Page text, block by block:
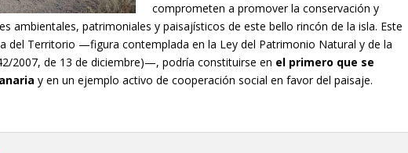
comprometen a promover la conservación y
ambientales, patrimoniales y paisajísticos de este bello rincón de la isla. Este
del Territorio —figura contemplada en la Ley del Patrimonio Natural y de la
2007, de 13 de diciembre)—, podría constituirse en el primero que se
y en un ejemplo activo de cooperación social en favor del paisaje.